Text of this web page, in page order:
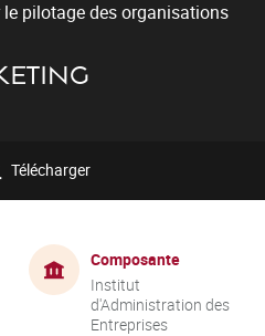
pilotage des organisations
Télécharger
Composante
Institut
d'Administration des
Entreprises